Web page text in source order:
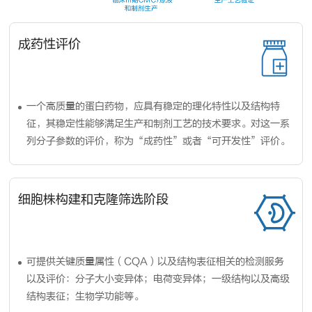
成药性评价
一个高质量的蛋白药物，应具有稳定的理化特性以及结构特
征，其稳定性能够满足生产和制剂工艺的技术要求。对这一系
列分子参数的评价，称为“成药性”或者“可开发性”评价。
细胞株构建和克隆筛选阶段
可提供关键质量属性（CQA）以及结构表征相关的检测服务
以及评价：分子大小变异体；电荷变异体；一级结构以及高级
结构表征；生物学功能等。